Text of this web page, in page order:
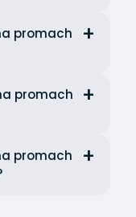
promach
promach
promach